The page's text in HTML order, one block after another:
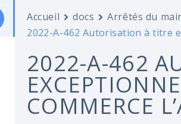
Accueil docs Arrêtés du
2022-A-462 Autorisation à titre
2022-A-462
COMMERCE